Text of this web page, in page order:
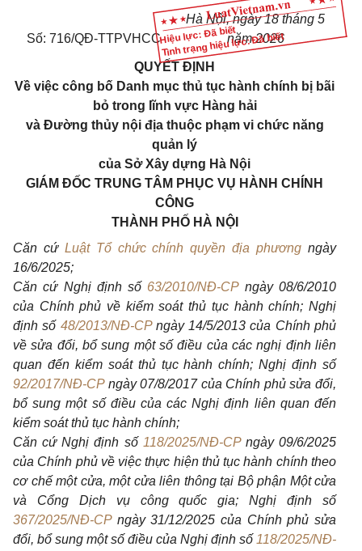
Hiệu lực: Đã biết
Tình trạng hiệu lực: Đã biết
Số: 716/QĐ-TTPVHCC
Hà Nội, ngày 18 tháng 5
năm 2026
QUYẾT ĐỊNH
Về việc công bố Danh mục thủ tục hành chính bị bãi
bỏ trong lĩnh vực Hàng hải
và Đường thủy nội địa thuộc phạm vi chức năng
quản lý
của Sở Xây dựng Hà Nội
GIÁM ĐỐC TRUNG TÂM PHỤC VỤ HÀNH CHÍNH
CÔNG
THÀNH PHỐ HÀ NỘI
Căn cứ Luật Tổ chức chính quyền địa phương ngày
16/6/2025;
Căn cứ Nghị định số 63/2010/NĐ-CPngày 08/6/2010
của Chính phủ về kiểm soát thủ tục hành chính; Nghị
định số 48/2013/NĐ-CPngày 14/5/2013 của Chính phủ
về sửa đổi, bổ sung một số điều của các nghị định liên
quan đến kiểm soát thủ tục hành chính; Nghị định số
92/2017/NĐ-CPngày 07/8/2017 của Chính phủ sửa đổi,
bổ sung một số điều của các Nghị định liên quan đến
kiểm soát thủ tục hành chính;
Căn cứ Nghị định số 118/2025/NĐ-CPngày 09/6/2025
của Chính phủ về việc thực hiện thủ tục hành chính theo
cơ chế một cửa, một cửa liên thông tại Bộ phận Một cửa
và Cổng Dịch vụ công quốc gia; Nghị định số
367/2025/NĐ-CPngày 31/12/2025 của Chính phủ sửa
đổi, bổ sung một số điều của Nghị định số 118/2025/NĐ-